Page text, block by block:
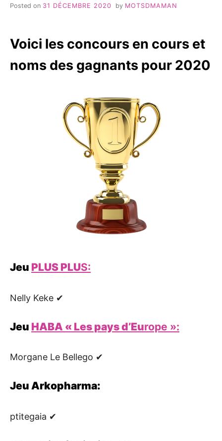
Posted on 31 DÉCEMBRE 2020 by MOTSDMAMAN
Voici les concours en cours et
noms des gagnants pour 2020
Jeu PLUS PLUS:
Nelly Keke ✔
Jeu HABA « Les pays d’Europe »:
Morgane Le Bellego ✔
Jeu Arkopharma:
ptitegaia ✔